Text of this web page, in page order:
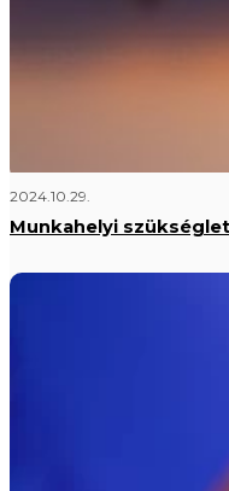
2024.10.29.
Munkahelyi